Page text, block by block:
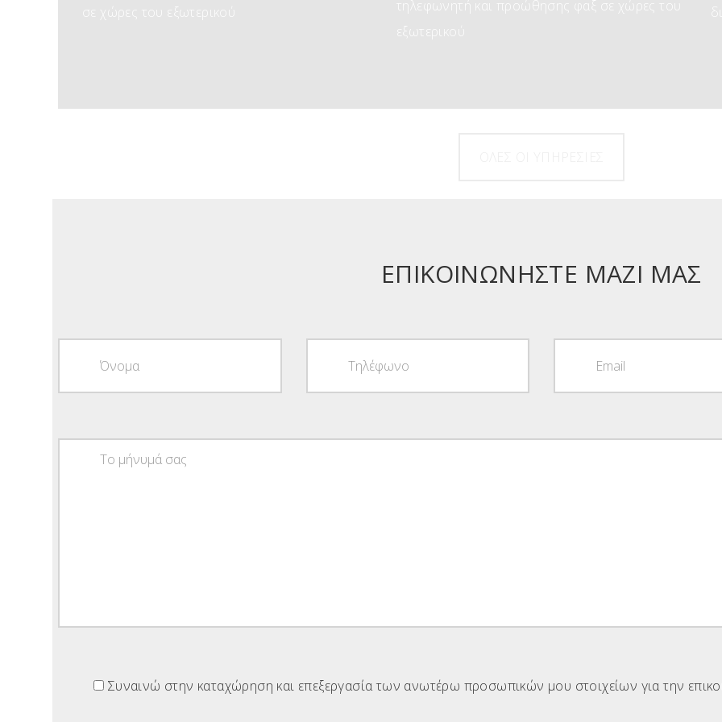
σε χώρες του εξωτερικού
τηλεφωνητή και προώθησης φαξ σε χώρες του
εξωτερικού
ΕΠΙΚΟΙΝΩΝΗΣΤΕ ΜΑΖΙ ΜΑΣ
Συναινώ στην καταχώρηση και επεξεργασία των ανωτέρω προσωπικών μου στοιχείων για την